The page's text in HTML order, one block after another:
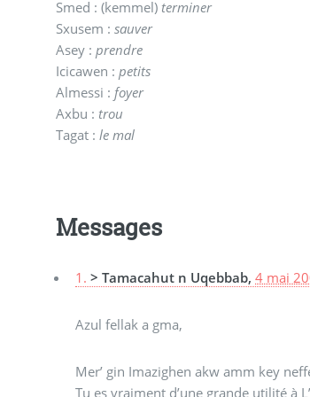
Smed : (kemmel) terminer
Sxusem :sauver
Asey :prendre
Icicawen :petits
Almessi : foyer
Axbu : trou
Tagat :le mal
Messages
1. > Tamacahut n Uqebbab,4 mai
Azul fellak a gma,
Mer’ gin Imazighen akw amm key
Tu es vraiment d’une grande utilité à